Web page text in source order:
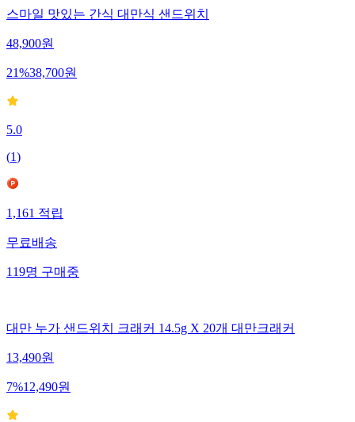
스마일 맛있는 간식 대만식 샌드위치
48,900원
21%38,700원
5.0
(1)
1,161적립
무료배송
119명구매중
대만 누가 샌드위치 크래커 14.5g X 20개 대만크래커
13,490원
7%12,490원